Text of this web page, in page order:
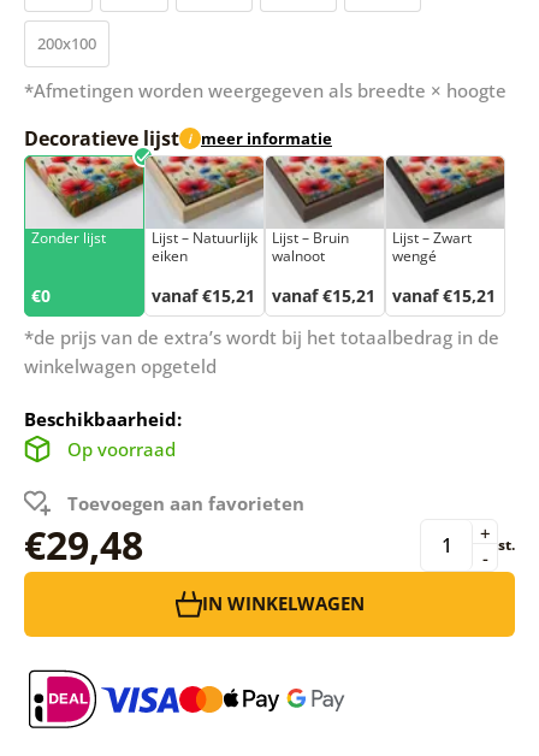
200x100
*Afmetingen worden weergegeven als breedte × hoogte
Decoratieve lijst i meer informatie
Zonder lijst
€0
Lijst – Natuurlijk
eiken
vanaf €15,21
Lijst – Bruin
walnoot
vanaf €15,21
Lijst – Zwart
wengé
vanaf €15,21
*de prijs van de extra’s wordt bij het totaalbedrag in de
winkelwagen opgeteld
Beschikbaarheid:
Op voorraad
Toevoegen aan favorieten
€29,48 -
+ st.
IN WINKELWAGEN